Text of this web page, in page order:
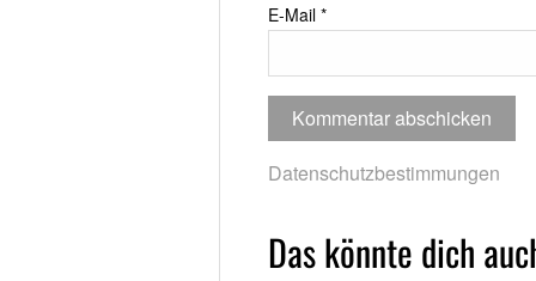
E-Mail *
Datenschutzbestimmungen
Das könnte dich